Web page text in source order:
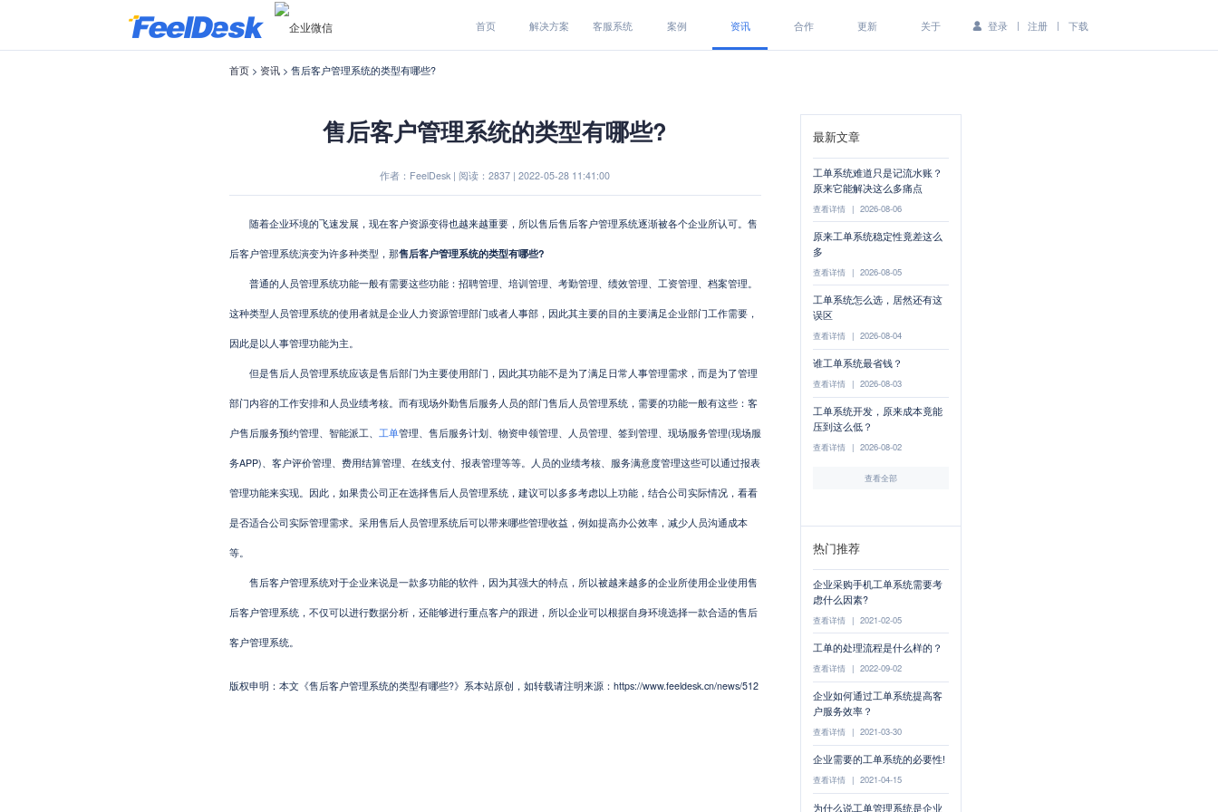
首页 解决方案 客服系统 案例 资讯 合作 更新 关于 登录 | 注册 | 下载
首页> 资讯> 售后客户管理系统的类型有哪些?
售后客户管理系统的类型有哪些?
作者：FeelDesk | 阅读：2837 | 2022-05-28 11:41:00
随着企业环境的飞速发展，现在客户资源变得也越来越重要，所以售后售后客户管理系统逐渐被各个企业所认可。售
后客户管理系统演变为许多种类型，那售后客户管理系统的类型有哪些?
普通的人员管理系统功能一般有需要这些功能：招聘管理、培训管理、考勤管理、绩效管理、工资管理、档案管理。
这种类型人员管理系统的使用者就是企业人力资源管理部门或者人事部，因此其主要的目的主要满足企业部门工作需要，
因此是以人事管理功能为主。
但是售后人员管理系统应该是售后部门为主要使用部门，因此其功能不是为了满足日常人事管理需求，而是为了管理
部门内容的工作安排和人员业绩考核。而有现场外勤售后服务人员的部门售后人员管理系统，需要的功能一般有这些：客
户售后服务预约管理、智能派工、 工单管理、售后服务计划、物资申领管理、人员管理、签到管理、现场服务管理(现场服
务APP)、客户评价管理、费用结算管理、在线支付、报表管理等等。人员的业绩考核、服务满意度管理这些可以通过报表
管理功能来实现。因此，如果贵公司正在选择售后人员管理系统，建议可以多多考虑以上功能，结合公司实际情况，看看
是否适合公司实际管理需求。采用售后人员管理系统后可以带来哪些管理收益，例如提高办公效率，减少人员沟通成本
等。
售后客户管理系统对于企业来说是一款多功能的软件，因为其强大的特点，所以被越来越多的企业所使用企业使用售
后客户管理系统，不仅可以进行数据分析，还能够进行重点客户的跟进，所以企业可以根据自身环境选择一款合适的售后
客户管理系统。
版权申明：本文《售后客户管理系统的类型有哪些?》系本站原创，如转载请注明来源：https://www.feeldesk.cn/news/512
最新文章
工单系统难道只是记流水账？
原来它能解决这么多痛点
查看详情 | 2026-08-06
原来工单系统稳定性竟差这么
多
查看详情 | 2026-08-05
工单系统怎么选，居然还有这
误区
查看详情 | 2026-08-04
谁工单系统最省钱？
查看详情 | 2026-08-03
工单系统开发，原来成本竟能
压到这么低？
查看详情 | 2026-08-02
查看全部
热门推荐
企业采购手机工单系统需要考
虑什么因素?
查看详情 | 2021-02-05
工单的处理流程是什么样的？
查看详情 | 2022-09-02
企业如何通过工单系统提高客
户服务效率？
查看详情 | 2021-03-30
企业需要的工单系统的必要性!
查看详情 | 2021-04-15
为什么说工单管理系统是企业